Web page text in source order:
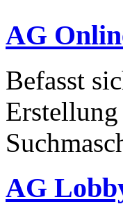
AG
Befasst
AG